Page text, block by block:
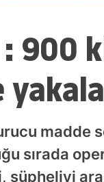
900
madde
sırada